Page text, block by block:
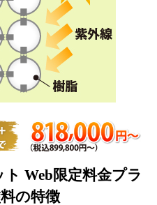
Web限定料金プラ
の特徴